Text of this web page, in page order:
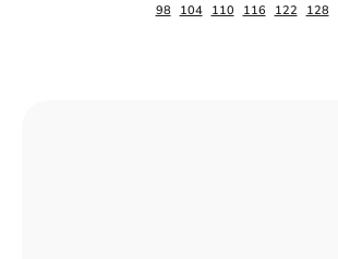
98 104 110 116 122 128